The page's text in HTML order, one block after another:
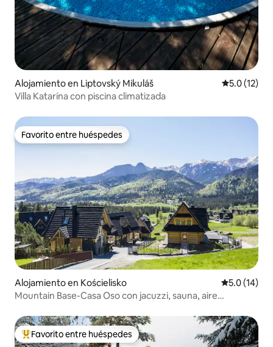
Alojamiento en Liptovský Mikuláš Calificación
5.0 (12)
Villa Katarína con piscina climatizada
Favorito entre huéspedes
Favorito entre huéspedes
Alojamiento en Kościelisko Calificación
5.0 (14)
Mountain Base-Casa Oso con jacuzzi, sauna, aire
Favorito entre huéspedes preferido
Favorito entre huéspedes